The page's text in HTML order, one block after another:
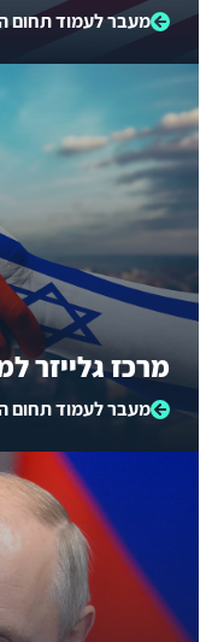
מעבר לעמוד תחום
מרכז גלייזר
מעבר לעמוד תחום